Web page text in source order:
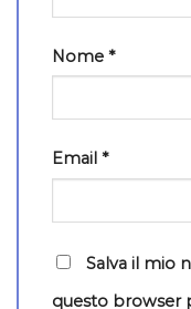
Nome *
Email *
Salva il mio
questo browser